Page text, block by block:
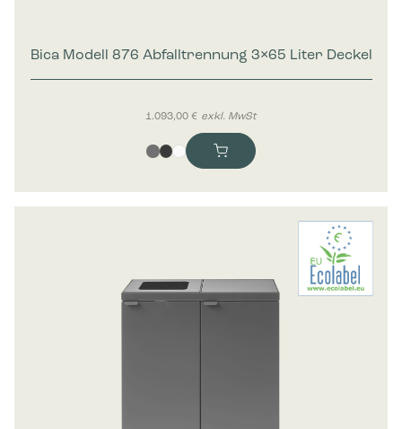
Bica Modell 876 Abfalltrennung 3×65 Liter Deckel
1.093,00€ exkl. MwSt